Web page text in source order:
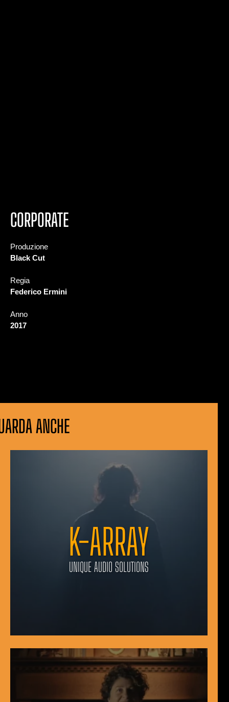
CORPORATE
Produzione
Black Cut
Regia
Federico Ermini
Anno
​2017
ANCHE
K-ARRAY
UNIQUE AUDIO SOLUTIONS